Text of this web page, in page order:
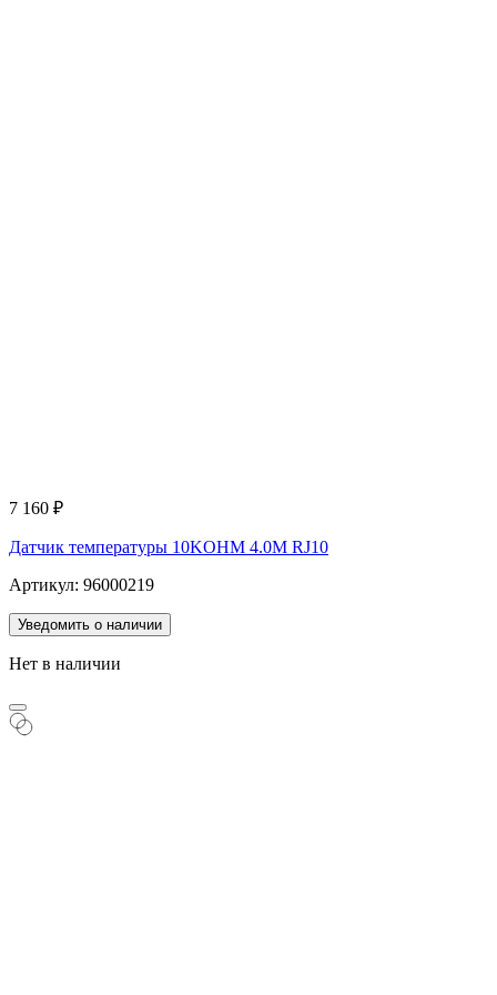
7 160 ₽
Датчик температуры 10KOHM 4.0M RJ10
Артикул: 96000219
Уведомить о наличии
Нет в наличии